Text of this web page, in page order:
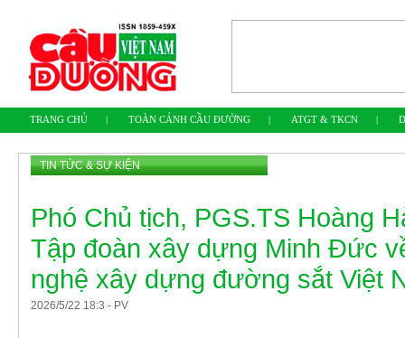
TRANG CHỦ | TOÀN CẢNH CẦU ĐƯỜNG | ATGT & TKCN |
TIN TỨC & SỰ KIỆN
Phó Chủ tịch, PGS.TS Hoàng
Tập đoàn xây dựng Minh Đức
nghệ xây dựng đường sắt Việt
2026/5/22 18:3 - PV